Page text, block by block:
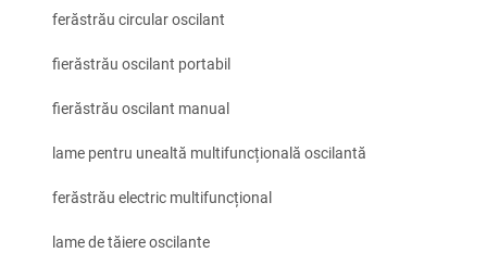
ferăstrău circular oscilant
fierăstrău oscilant portabil
fierăstrău oscilant manual
lame pentru unealtă multifuncțională oscilantă
ferăstrău electric multifuncțional
lame de tăiere oscilante